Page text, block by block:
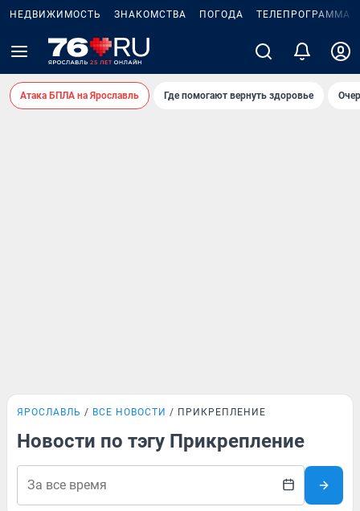
НЕДВИЖИМОСТЬ ЗНАКОМСТВА ПОГОДА ТЕЛЕПРОГРАММА
Атака БПЛА на Ярославль Где помогают вернуть здоровье
ЯРОСЛАВЛЬ ВСЕ НОВОСТИ ПРИКРЕПЛЕНИЕ
Новости по тэгу Прикрепление